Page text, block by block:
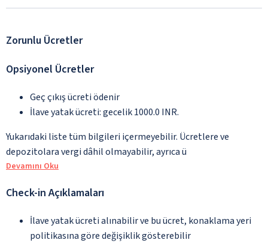
Zorunlu Ücretler
Opsiyonel Ücretler
Geç çıkış ücreti ödenir
İlave yatak ücreti: gecelik 1000.0 INR.
Yukarıdaki liste tüm bilgileri içermeyebilir. Ücretlere ve
depozitolara vergi dâhil olmayabilir, ayrıca ü
Devamını Oku
Check-in Açıklamaları
İlave yatak ücreti alınabilir ve bu ücret, konaklama yeri
politikasına göre değişiklik gösterebilir